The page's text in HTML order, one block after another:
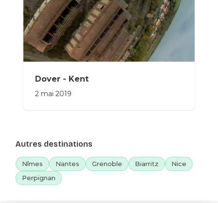
Dover - Kent
2 mai 2019
Autres destinations
Nîmes Nantes Grenoble Biarritz
Nice
Perpignan